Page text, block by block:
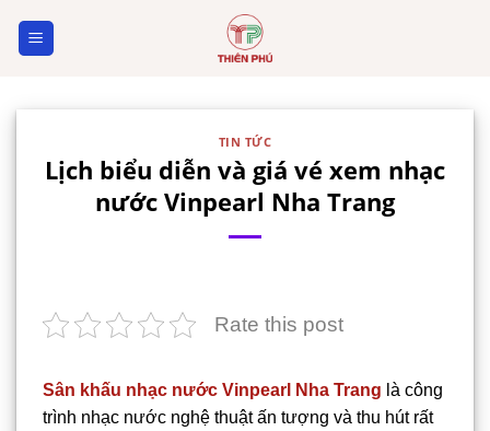
TIN TỨC
Lịch biểu diễn và giá vé xem nhạc
nước Vinpearl Nha Trang
Rate this post
Sân khấu nhạc nước Vinpearl Nha Trang là công
trình nhạc nước nghệ thuật ấn tượng và thu hút rất